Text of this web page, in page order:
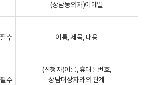
(상담동의자)이메일
필수 이름, 제목, 내용
필수
(신청자)이름, 휴대폰번호,
상담대상자와의 관계